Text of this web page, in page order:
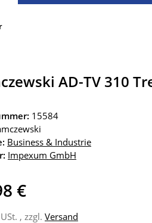
AD-TV 310
15584
Business & Industrie
Impexum GmbH
€
, zzgl. Versand